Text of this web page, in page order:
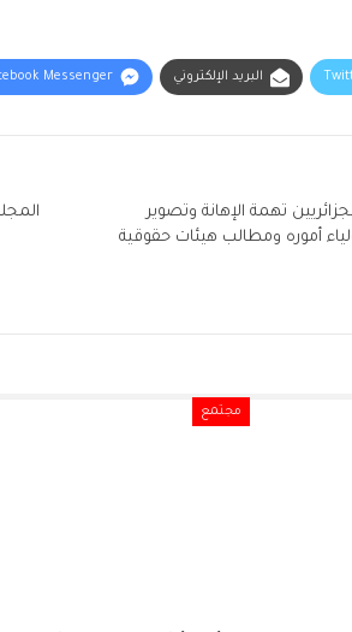
البريد الإلكتروني Messenger
تهمة الإهانة وتصوير
أموره ومطالب هيئات حقوقية
مجتمع